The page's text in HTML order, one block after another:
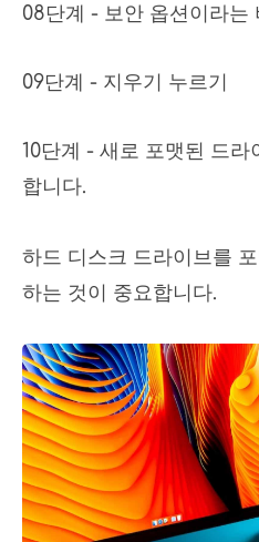
08단계 - 보안 옵션이라는
09단계 - 지우기 누르기
10단계 - 새로 포맷된 드
합니다.
하드 디스크 드라이브를
하는 것이 중요합니다.